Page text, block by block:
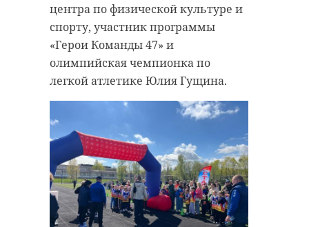
центра по физической культуре и
спорту, участник программы
«Герои Команды 47» и
олимпийская чемпионка по
легкой атлетике Юлия Гущина.